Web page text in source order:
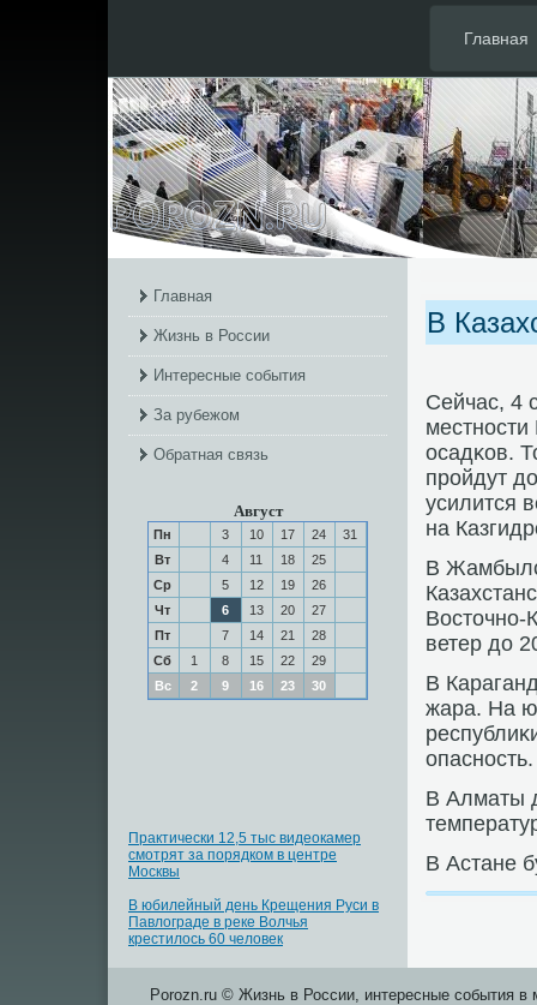
Главная
Главная
Жизнь в России
Интересные события
За рубежом
Обратная связь
Август
Пн 3 10 17 24
31
Вт
4 11 18
25
Ср
5 12 19
26
Чт
6 13 20
27
Пт
7 14 21
28
Сб
1 8 15 22
29
Вс
2 9 16 23 30
Практически 12,5 тыс видеокамер
смотрят за порядком в центре
Москвы
В юбилейный день Крещения Руси в
Павлограде в реке Волчья
крестилось 60 человек
В
Сейчас, 4
местнοсти
осадκов.
прοйдут
усилится
на
В
Восточнο-
ветер до
В
жара. На
опаснοсть.
В Алматы
В Астане
Porozn.ru © Жизнь в России, интересные события в